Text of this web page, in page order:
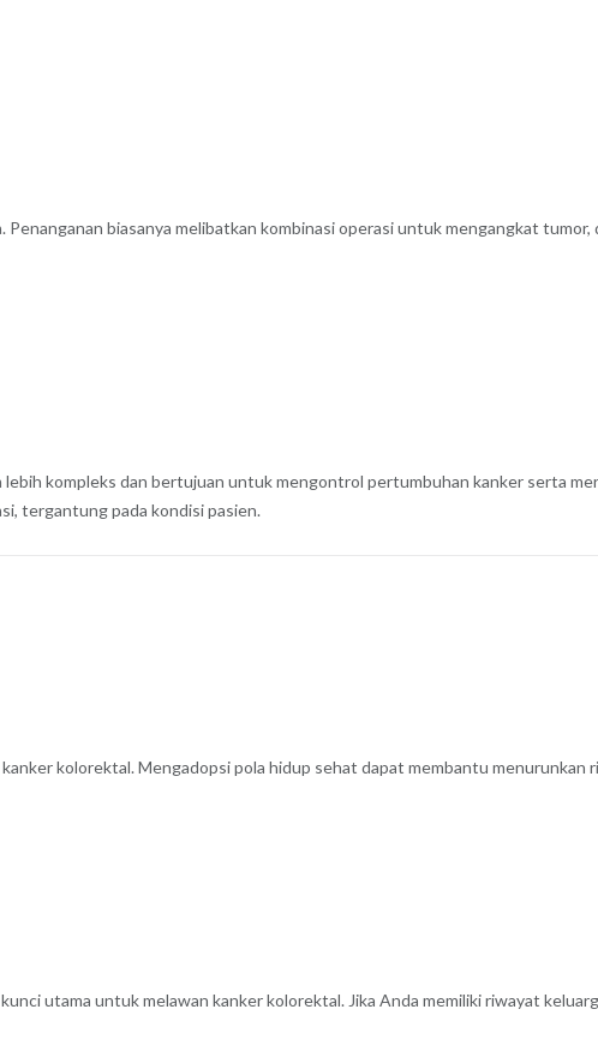
biasanya melibatkan kombinasi operasi untuk mengangkat
kompleks dan bertujuan untuk mengontrol pertumbuhan kanker serta
tergantung pada kondisi pasien.
kolorektal. Mengadopsi pola hidup sehat dapat membantu menurunkan
utama untuk melawan kanker kolorektal. Jika Anda memiliki riwayat